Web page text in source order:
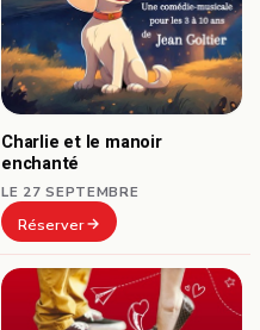
Charlie et le manoir
enchanté
LE 27 SEPTEMBRE
Réserver